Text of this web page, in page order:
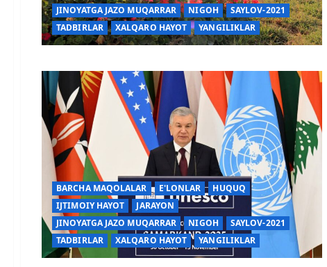
JINOYATGA JAZO MUQARRAR
NIGOH
SAYLOV-2021
TADBIRLAR
XALQARO HAYOT YANGILIKLAR
BARCHA MAQOLALAR E'LONLAR
HUQUQ
IJTIMOIY HAYOT
JARAYON
JINOYATGA JAZO MUQARRAR
NIGOH
SAYLOV-2021
TADBIRLAR
XALQARO HAYOT YANGILIKLAR